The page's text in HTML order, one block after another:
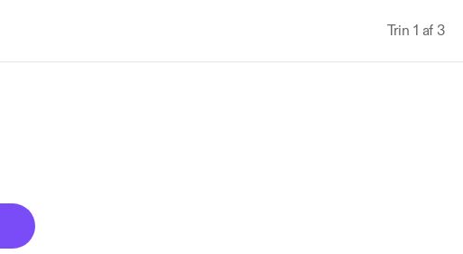
Trin 1 af 3